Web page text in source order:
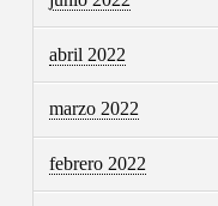
abril 2022
marzo 2022
febrero 2022